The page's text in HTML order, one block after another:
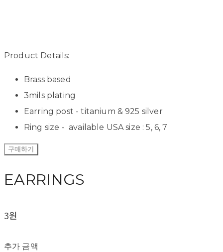
Product Details:
Brass based
3mils plating
Earring post - titanium & 925 silver
Ring size - available USA size : 5, 6, 7
구매하기
EARRINGS
3원
추가 금액